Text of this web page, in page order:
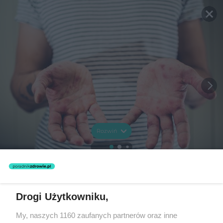
Rozwiń
Drogi Użytkowniku,
My, naszych 1160 zaufanych partnerów oraz inne